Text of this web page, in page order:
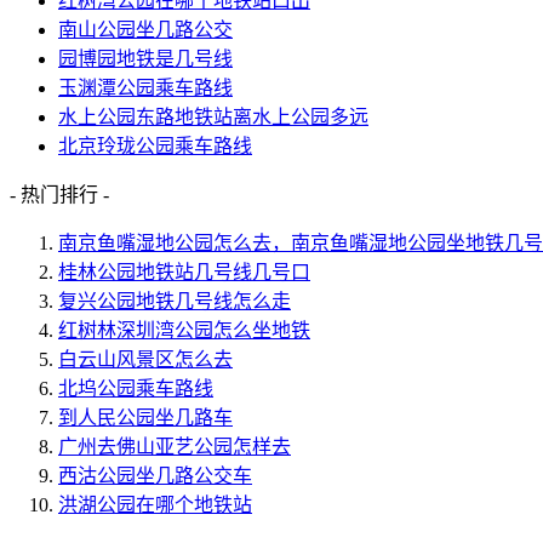
南山公园坐几路公交
园博园地铁是几号线
玉渊潭公园乘车路线
水上公园东路地铁站离水上公园多远
北京玲珑公园乘车路线
- 热门排行 -
南京鱼嘴湿地公园怎么去，南京鱼嘴湿地公园坐地铁几
桂林公园地铁站几号线几号口
复兴公园地铁几号线怎么走
红树林深圳湾公园怎么坐地铁
白云山风景区怎么去
北坞公园乘车路线
到人民公园坐几路车
广州去佛山亚艺公园怎样去
西沽公园坐几路公交车
洪湖公园在哪个地铁站